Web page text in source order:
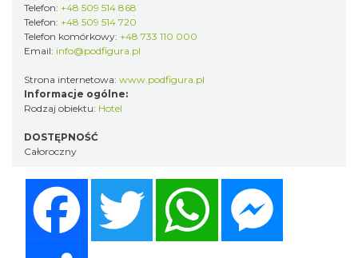
Telefon: +48 509 514 868
Telefon: +48 509 514 720
Telefon komórkowy: +48 733 110 000
Email: info@podfigura.pl
Strona internetowa: www.podfigura.pl
Informacje ogólne:
Rodzaj obiektu: Hotel
DOSTĘPNOŚĆ
Całoroczny
Twitter WhatsApp